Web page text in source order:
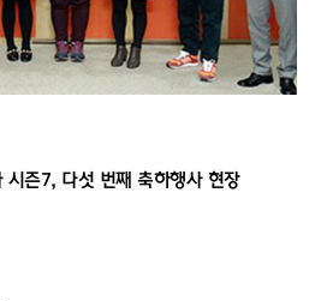
시즌7, 다섯 번째 축하행사 현장